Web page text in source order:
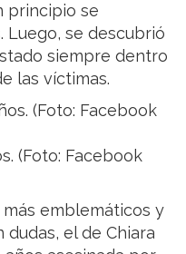
principio se
Luego, se descubrió
siempre dentro
las víctimas.
(Foto: Facebook
emblemáticos y
el de Chiara